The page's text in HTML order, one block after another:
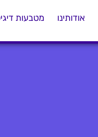
אודותינו מטבעות